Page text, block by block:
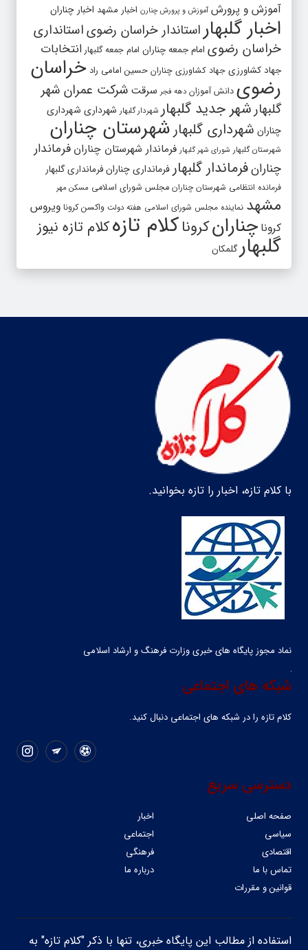
آموزش و پرورش آموزش و پرورش چنارن اخبار مشهد اخبار چناران
اخبار گلبهار استاندار خراسان رضویاستانداری
خراسان رضوی امام جمعه چناران امام جمعه گلبهار انتخابات
جهاد کشاورزی جهاد کشاورزی چناران حسین امامی راد خراسان
رضوی دانش آموزان دهه فجر سرقت شرکت عمران شهر
گلبهار شهر جدید گلبهار شهردار گلبهار شهرداری شهرداری
چناران شهرداری گلبهار شهرستان چناران
شهرستان گلبهار شورای شهر گلبهار فرماندار شهرستان چناران فرماندار
چنارانفرماندار گلبهار فرمانداری چنارانفرمانداری گلبهار
فرمانده انتظامی شهرستان چناران مجلس شورای اسلامی مسکن مهر
مشهد نماینده مجلس شورای اسلامی هفته دولت واکسن کرونا ویروس
کرونا چنارانکروناکلام تازهکلام تازه نیوز
گلبهار گلمکان
با کلام تازه، اخبار را تازه بخوانید.
نماد مجوز پایگاه های خبری وزارت فرهنگ و ارشاد اسلامی
شبکه های اجتماعی
کلام تازه را در شبکه ‌های اجتماعی دنبال کنید.
دسترسی سریع
صفحه اصلی
اخبار
سیاسی
اجتماعی
اقتصادی
فرهنگی
تماس با ما
درباره ما
قوانین و مقررات
استفاده از مطالب این پایگاه خبری، تنها با ذکر "کلام تازه" به